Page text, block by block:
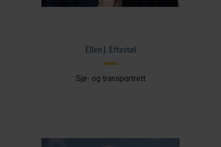
Ellen J. Eftestøl
Sjø- og transportrett